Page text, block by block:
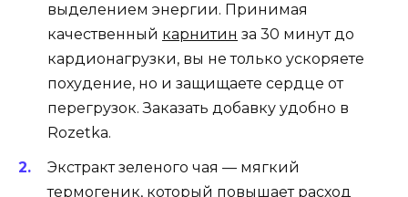
выделением энергии. Принимая
качественный карнитин за 30 минут до
кардионагрузки, вы не только ускоряете
похудение, но и защищаете сердце от
перегрузок. Заказать добавку удобно в
Rozetka.
Экстракт зеленого чая — мягкий
термогеник, который повышает расход